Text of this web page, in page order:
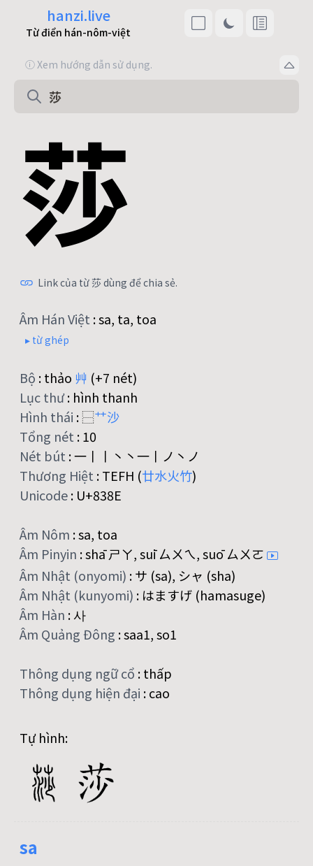
hanzi.live
Từ điển hán-nôm-việt
ⓘ Xem hướng dẫn sử dụng.
莎
Link của từ 莎 dùng để chia sẻ.
Âm Hán Việt :sa, ta, toa
▸ từ ghép
Bộ :thảo 艸 (+7 nét)
Lục thư: hình thanh
Hình thái :⿱艹沙
Tổng nét :10
Nét bút :一丨丨丶丶一丨ノ丶ノ
Thương Hiệt :TEFH (廿水火竹)
Unicode: U+838E
Âm Nôm :sa, toa
Âm Pinyin :shā ㄕㄚ, suī ㄙㄨㄟ, suō ㄙㄨㄛ
Âm Nhật (onyomi) :サ (sa), シャ (sha)
Âm Nhật (kunyomi) : はますげ (hamasuge)
Âm Hàn :사
Âm Quảng Đông :saa1, so1
Thông dụng ngữ cổ :thấp
Thông dụng hiện đại :cao
Tự hình:
sa